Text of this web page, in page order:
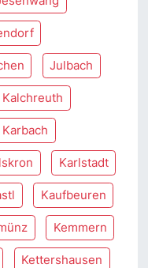
Julbach
Kalchreuth
Karbach
Karlstadt
Kaufbeuren
Kemmern
Kettershausen